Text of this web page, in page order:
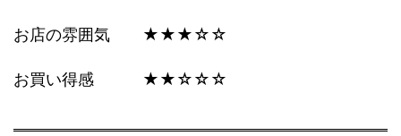
お店の雰囲気 ★★★☆☆
お買い得感 ★★☆☆☆